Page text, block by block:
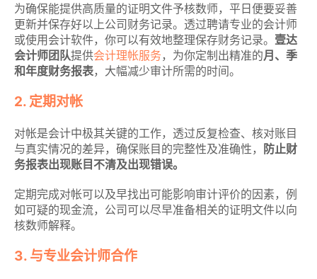
为确保能提供高质量的证明文件予核数师，平日便要妥善
更新并保存好以上公司财务记录。透过聘请专业的会计师
或使用会计软件，你可以有效地整理保存财务记录。 壹达
会计师团队提供会计理帐服务，为你定制出精准的月、季
和年度财务报表，大幅减少审计所需的时间。
2. 定期对帐
对帐是会计中极其关键的工作，透过反复检查、核对账目
与真实情况的差异，确保账目的完整性及准确性， 防止财
务报表出现账目不清及出现错误。
定期完成对帐可以及早找出可能影响审计评价的因素，例
如可疑的现金流，公司可以尽早准备相关的证明文件以向
核数师解释。
3. 与专业会计师合作